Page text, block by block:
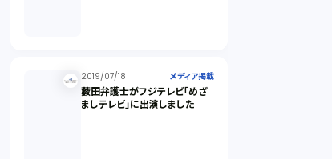
2019/07/18 メディア掲載
藪田弁護士がフジテレビ「めざ
ましテレビ」に出演しました